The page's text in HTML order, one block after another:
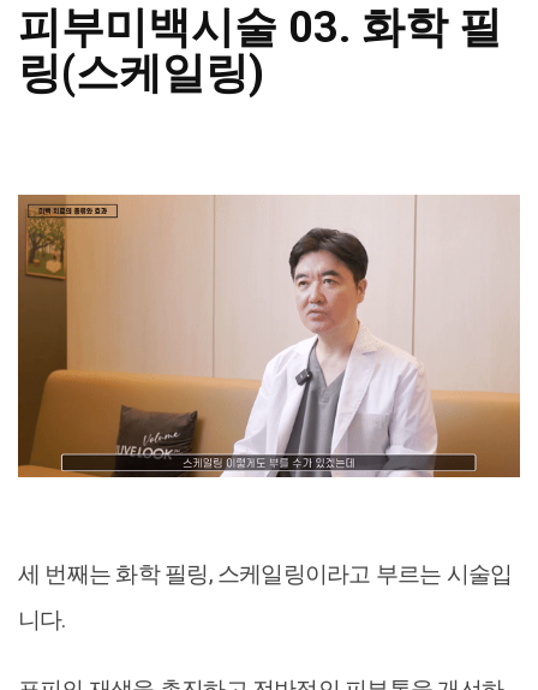
피부미백시술 03. 화학 필
링(스케일링)
세 번째는 화학 필링, 스케일링이라고 부르는 시술입
니다.